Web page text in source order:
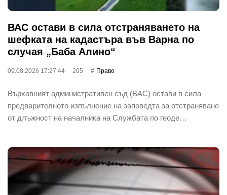
ВАС остави в сила отстраняването на
шефката на кадастъра във Варна по
случая „Баба Алино“
09.08.2026 17:27:44 205 Право
Върховният административен съд (ВАС) остави в сила
предварителното изпълнение на заповедта за отстраняване
от длъжност на началника на Службата по геоде…